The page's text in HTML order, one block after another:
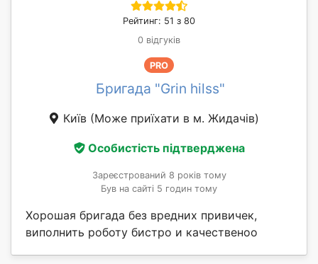
Рейтинг: 51 з 80
0 відгуків
PRO
Бригада "Grin hilss"
Київ (Може приїхати в м. Жидачів)
Особистість підтверджена
Зареєстрований 8 років тому
Був на сайті 5 годин тому
Хорошая бригада без вредних привичек,
виполнить роботу бистро и качественоо